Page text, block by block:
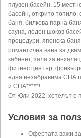
плувен басейн, 15
басейн, открито
баня, билкова парна
сауна, леден шоков
процедури, японска
романтична вана за
кабинет, зала за
фитнес център,
една незабравима СПА
и СПА*****!
От Юли 2022, хотелът е
Условия за
Офертата важи